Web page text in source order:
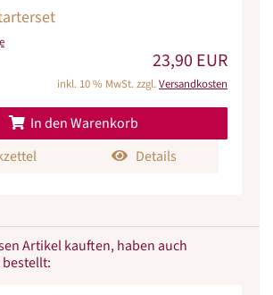
23,90 EUR
inkl. 10 % MwSt. zzgl.Versandkosten
In den Warenkorb
Details
Artikel kauften, haben auch